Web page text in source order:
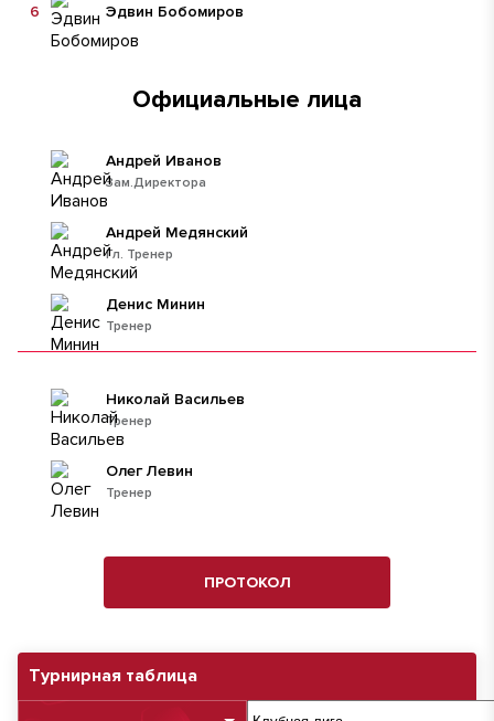
Турнирная таблица
Эдвин Бобомиров
6
Официальные лица
Зам.Директора
Андрей Иванов
Гл. Тренер
Андрей Медянский
Тренер
Денис Минин
Тренер
Николай Васильев
Тренер
Олег Левин
ПРОТОКОЛ